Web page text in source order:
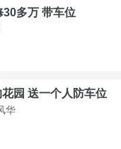
多万 带车位
园 送一个人防车位
华